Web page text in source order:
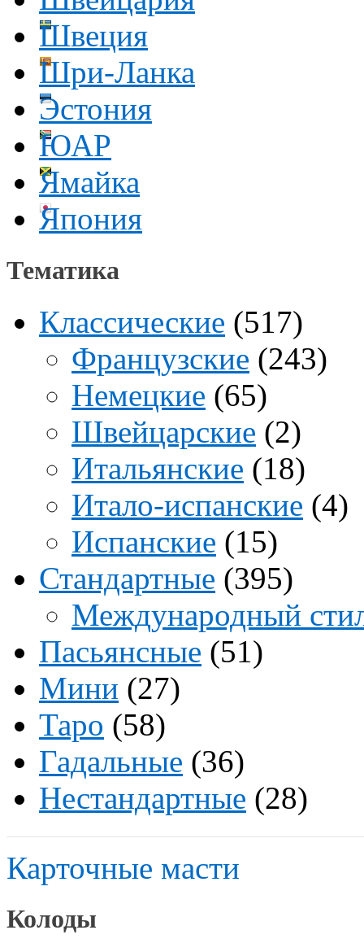
Швеция
Шри-Ланка
Эстония
ЮАР
Ямайка
Япония
Тематика
Классические (517)
Французские (243)
Немецкие (65)
Швейцарские (2)
Итальянские (18)
Итало-испанские (4)
Испанские (15)
Стандартные (395)
Международный
Пасьянсные (51)
Мини (27)
Таро (58)
Гадальные (36)
Нестандартные (28)
Карточные масти
Колоды